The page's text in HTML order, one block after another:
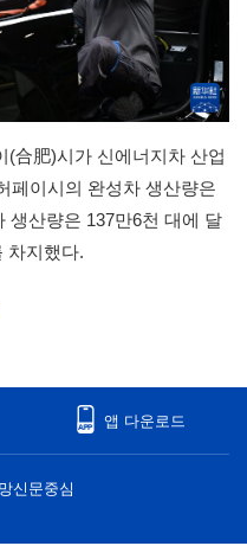
(合肥)시가 신에너지차 산업
페이시의 완성차 생산량은
생산량은 137만6천 대에 달
차지했다.
앱 다운로드
신문중심